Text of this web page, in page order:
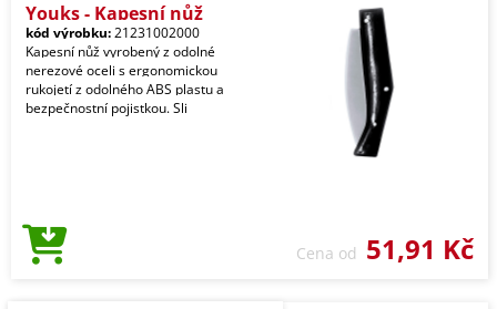
Youks - Kapesní nůž
kód výrobku:21231002000
Kapesní nůž vyrobený z odolné
nerezové oceli s ergonomickou
rukojetí z odolného ABS plastu a
bezpečnostní pojistkou. Sli
Cena od 51,91 Kč